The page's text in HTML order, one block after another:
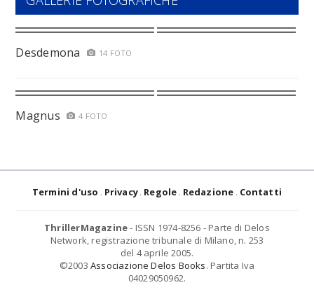
Desdemona 14 FOTO
Magnus 4 FOTO
Termini d'uso Privacy Regole Redazione Contatti
ThrillerMagazine- ISSN 1974-8256 - Parte di Delos
Network, registrazione tribunale di Milano, n. 253
del 4 aprile 2005.
©2003 Associazione Delos Books. Partita Iva
04029050962.